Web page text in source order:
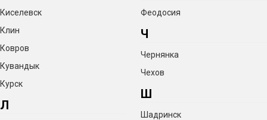
Киселевск
Клин
Ковров
Кувандык
Курск
Л
Феодосия
Ч
Чернянка
Чехов
Ш
Шадринск